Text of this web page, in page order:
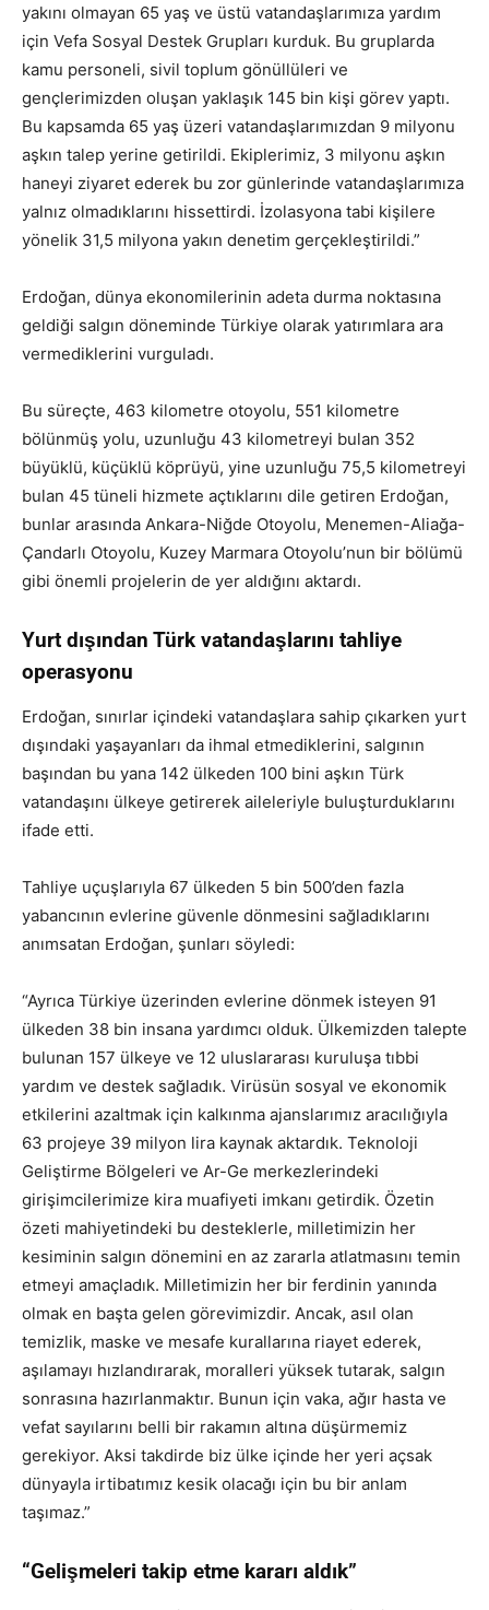
yakını olmayan 65 yaş ve üstü vatandaşlarımıza yardım
için Vefa Sosyal Destek Grupları kurduk. Bu gruplarda
kamu personeli, sivil toplum gönüllüleri ve
gençlerimizden oluşan yaklaşık 145 bin kişi görev yaptı.
Bu kapsamda 65 yaş üzeri vatandaşlarımızdan 9 milyonu
aşkın talep yerine getirildi. Ekiplerimiz, 3 milyonu aşkın
haneyi ziyaret ederek bu zor günlerinde vatandaşlarımıza
yalnız olmadıklarını hissettirdi. İzolasyona tabi kişilere
yönelik 31,5 milyona yakın denetim gerçekleştirildi.”
Erdoğan, dünya ekonomilerinin adeta durma noktasına
geldiği salgın döneminde Türkiye olarak yatırımlara ara
vermediklerini vurguladı.
Bu süreçte, 463 kilometre otoyolu, 551 kilometre
bölünmüş yolu, uzunluğu 43 kilometreyi bulan 352
büyüklü, küçüklü köprüyü, yine uzunluğu 75,5 kilometreyi
bulan 45 tüneli hizmete açtıklarını dile getiren Erdoğan,
bunlar arasında Ankara-Niğde Otoyolu, Menemen-Aliağa-
Çandarlı Otoyolu, Kuzey Marmara Otoyolu’nun bir bölümü
gibi önemli projelerin de yer aldığını aktardı.
Yurt dışından Türk vatandaşlarını tahliye
operasyonu
Erdoğan, sınırlar içindeki vatandaşlara sahip çıkarken yurt
dışındaki yaşayanları da ihmal etmediklerini, salgının
başından bu yana 142 ülkeden 100 bini aşkın Türk
vatandaşını ülkeye getirerek aileleriyle buluşturduklarını
ifade etti.
Tahliye uçuşlarıyla 67 ülkeden 5 bin 500’den fazla
yabancının evlerine güvenle dönmesini sağladıklarını
anımsatan Erdoğan, şunları söyledi:
“Ayrıca Türkiye üzerinden evlerine dönmek isteyen 91
ülkeden 38 bin insana yardımcı olduk. Ülkemizden talepte
bulunan 157 ülkeye ve 12 uluslararası kuruluşa tıbbi
yardım ve destek sağladık. Virüsün sosyal ve ekonomik
etkilerini azaltmak için kalkınma ajanslarımız aracılığıyla
63 projeye 39 milyon lira kaynak aktardık. Teknoloji
Geliştirme Bölgeleri ve Ar-Ge merkezlerindeki
girişimcilerimize kira muafiyeti imkanı getirdik. Özetin
özeti mahiyetindeki bu desteklerle, milletimizin her
kesiminin salgın dönemini en az zararla atlatmasını temin
etmeyi amaçladık. Milletimizin her bir ferdinin yanında
olmak en başta gelen görevimizdir. Ancak, asıl olan
temizlik, maske ve mesafe kurallarına riayet ederek,
aşılamayı hızlandırarak, moralleri yüksek tutarak, salgın
sonrasına hazırlanmaktır. Bunun için vaka, ağır hasta ve
vefat sayılarını belli bir rakamın altına düşürmemiz
gerekiyor. Aksi takdirde biz ülke içinde her yeri açsak
dünyayla irtibatımız kesik olacağı için bu bir anlam
taşımaz.”
“Gelişmeleri takip etme kararı aldık”